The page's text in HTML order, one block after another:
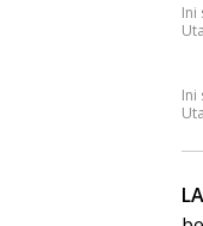
Ini
Ini